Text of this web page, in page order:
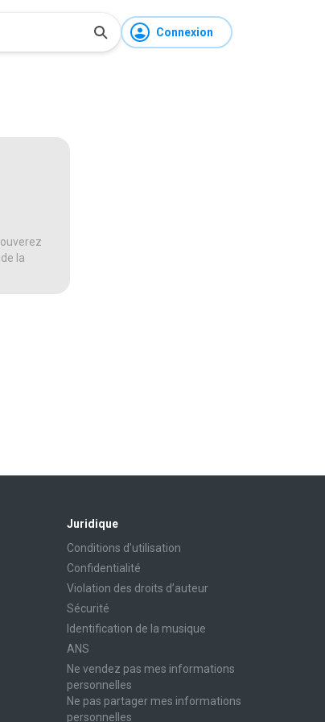
Connexion
la
Juridique
Conditions d'utilisation
Confidentialité
Violation des droits d’auteur
Sécurité
Identification de la musique
ANS
Ne vendez pas mes informations
personnelles
Ne pas partager mes informations
personnelles